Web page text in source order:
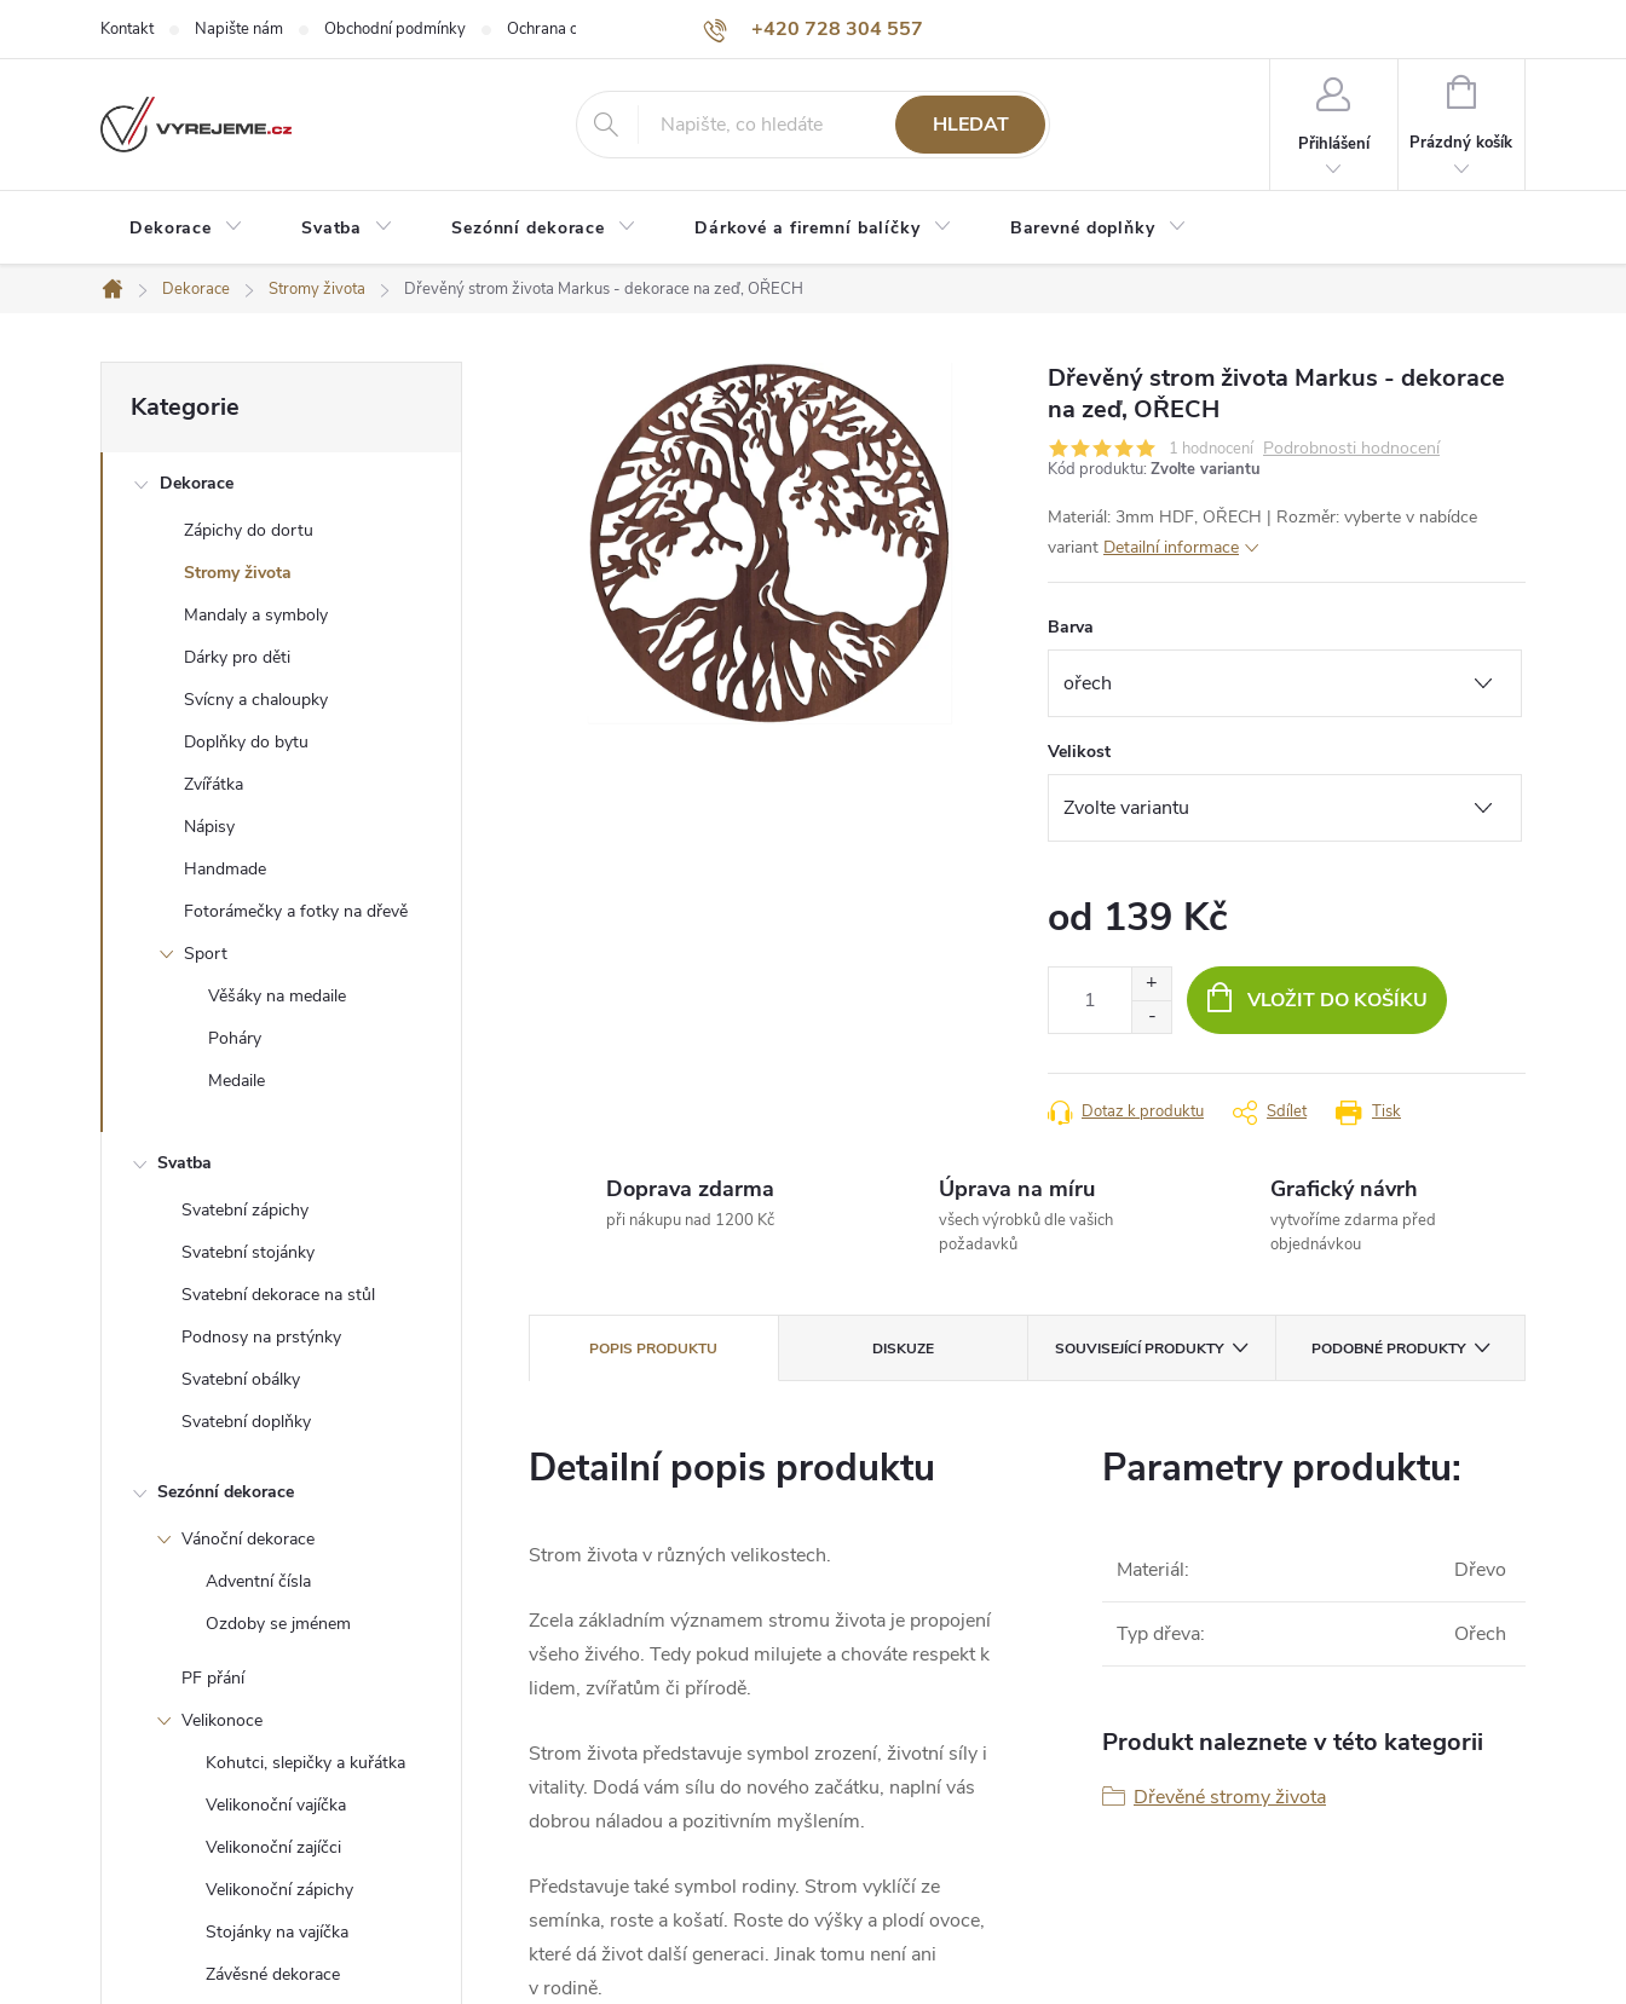
+420 728 304 557
Kontakt Napište nám Obchodní podmínky Ochrana osobních údajů O nás
HLEDAT
Přihlášení
NÁKUPNÍ
Prázdný košík
Dekorace Svatba Sezónní dekorace Dárkové a firemní balíčky Barevné doplňky
Domů
Dekorace Stromy života Dřevěný strom života Markus - dekorace na zeď, OŘECH
o
e
kategorie
Kategorie
Dekorace
Zápichy do dortu
Stromy života
Mandaly a symboly
Dárky pro děti
Svícny a chaloupky
Doplňky do bytu
Zvířátka
Nápisy
Handmade
Fotorámečky a fotky na dřevě
Sport
Věšáky na medaile
Poháry
Medaile
Svatba
Svatební zápichy
Svatební stojánky
Svatební dekorace na stůl
Podnosy na prstýnky
Svatební obálky
Svatební doplňky
Sezónní dekorace
Vánoční dekorace
Adventní čísla
Ozdoby se jménem
PF přání
Velikonoce
Kohutci, slepičky a kuřátka
Velikonoční vajíčka
Velikonoční zajíčci
Velikonoční zápichy
Stojánky na vajíčka
Závěsné dekorace
Dřevěný strom života Markus - dekorace
na zeď, OŘECH
1 hodnocení Podrobnosti hodnocení
Kód produktu: Zvolte variantu
Materiál: 3mm HDF, OŘECH | Rozměr: vyberte v nabídce
variant Detailní informace
Barva
Velikost
od 139 Kč
VLOŽIT DO KOŠÍKU
Tisk
Dotaz k produktu Sdílet
Doprava zdarma
při nákupu nad 1200 Kč
Úprava na míru
všech výrobků dle vašich
požadavků
Grafický návrh
vytvoříme zdarma před
objednávkou
POPIS PRODUKTU DISKUZE SOUVISEJÍCÍ PRODUKTY PODOBNÉ PRODUKTY
Detailní popis produktu
Strom života v různých velikostech.
Zcela základním významem stromu života je propojení
všeho živého. Tedy pokud milujete a chováte respekt k
lidem, zvířatům či přírodě.
Strom života představuje symbol zrození, životní síly i
vitality. Dodá vám sílu do nového začátku, naplní vás
dobrou náladou a pozitivním myšlením.
Představuje také symbol rodiny. Strom vyklíčí ze
semínka, roste a košatí. Roste do výšky a plodí ovoce,
které dá život další generaci. Jinak tomu není ani
v rodině.
Parametry produktu:
Materiál: Dřevo
Typ dřeva: Ořech
Produkt naleznete v této kategorii
Dřevěné stromy života